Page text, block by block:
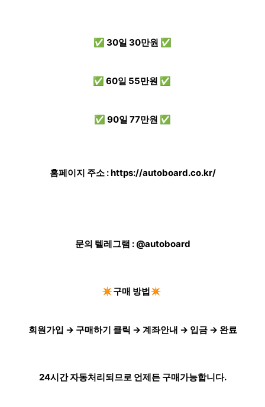
✅ 30일 30만원 ✅
✅ 60일 55만원 ✅
✅ 90일 77만원 ✅
홈페이지 주소 :https://autoboard.co.kr/
문의 텔레그램 : @autoboard
✴️구매 방법✴️
회원가입 → 구매하기 클릭 → 계좌안내 → 입금 → 완료
24시간 자동처리되므로 언제든 구매가능합니다.